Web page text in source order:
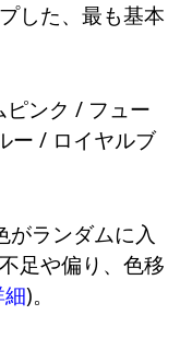
した、最も基本
ンク / フュー
ー / ロイヤルブ
がランダムに入
足や偏り、色移
細)。